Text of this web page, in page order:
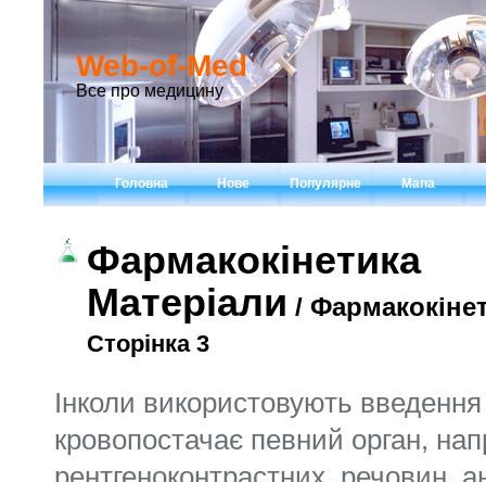
Web-of-Med
Все про медицину
Головна Нове Популярне Мапа
Фармакокінетика
Матеріали /
Сторінка 3
Інколи використовують
кровопостачає певний орган,